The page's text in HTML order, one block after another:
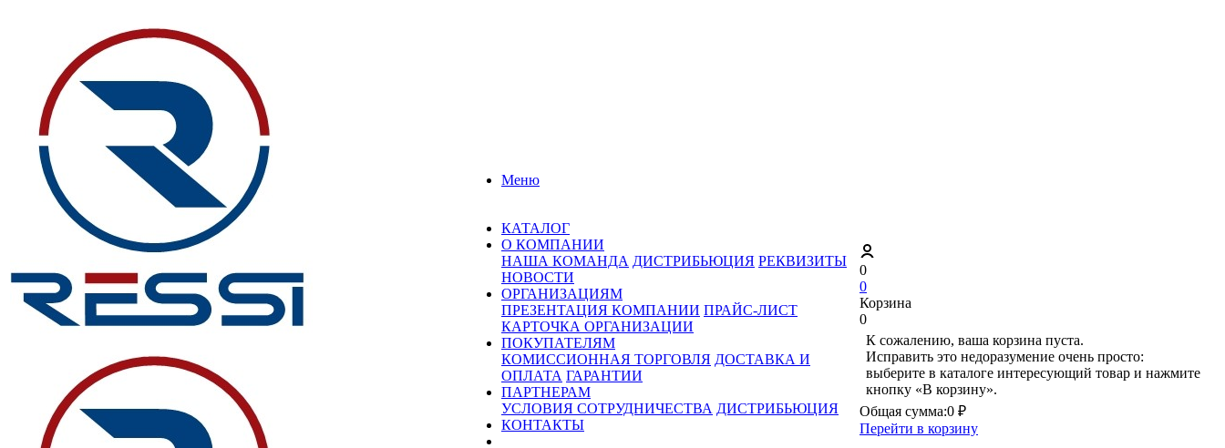
Меню
КАТАЛОГ
О КОМПАНИИ
НАША КОМАНДА ДИСТРИБЬЮЦИЯ РЕКВИЗИТЫ
НОВОСТИ
ОРГАНИЗАЦИЯМ
ПРЕЗЕНТАЦИЯ КОМПАНИИ ПРАЙС-ЛИСТ
КАРТОЧКА ОРГАНИЗАЦИИ
ПОКУПАТЕЛЯМ
КОМИССИОННАЯ ТОРГОВЛЯ ДОСТАВКА И
ОПЛАТА ГАРАНТИИ
ПАРТНЕРАМ
УСЛОВИЯ СОТРУДНИЧЕСТВА ДИСТРИБЬЮЦИЯ
КОНТАКТЫ
0
0
Корзина
0
К сожалению, ваша корзина пуста.
Исправить это недоразумение очень просто:
выберите в каталоге интересующий товар и нажмите
кнопку «В корзину».
Общая сумма:0 ₽
Перейти в корзину